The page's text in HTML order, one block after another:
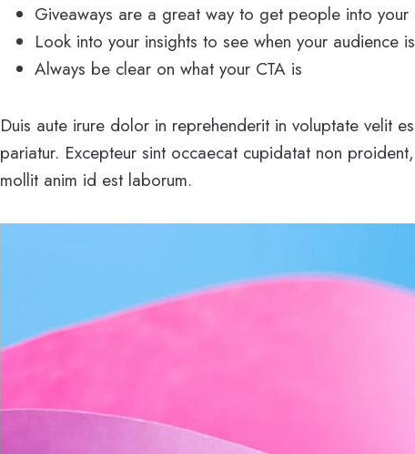
Giveaways are a great way to get people into your
Look into your insights to see when your audience
Always be clear on what your CTA is
Duis aute irure dolor in reprehenderit in voluptate velit
pariatur. Excepteur sint occaecat cupidatat non
mollit anim id est laborum.